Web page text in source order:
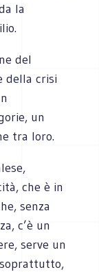
la
del
della crisi
un
tra loro.
che è in
senza
c’è un
serve un
soprattutto,